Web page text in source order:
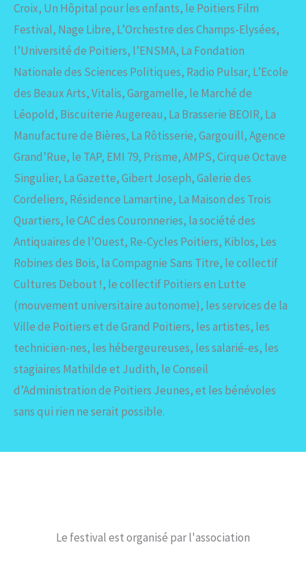
Croix, Un Hôpital pour les enfants, le Poitiers Film
Festival, Nage Libre, L’Orchestre des Champs-Elysées,
l’Université de Poitiers, l’ENSMA, La Fondation
Nationale des Sciences Politiques, Radio Pulsar, L’Ecole
des Beaux Arts, Vitalis, Gargamelle, le Marché de
Léopold, Biscuiterie Augereau, La Brasserie BEOIR, La
Manufacture de Bières, La Rôtisserie, Gargouill, Agence
Grand’Rue, le TAP, EMI 79, Prisme, AMPS, Cirque Octave
Singulier, La Gazette, Gibert Joseph, Galerie des
Cordeliers, Résidence Lamartine, La Maison des Trois
Quartiers, le CAC des Couronneries, la société des
Antiquaires de l’Ouest, Re-Cycles Poitiers, Kiblos, Les
Robines des Bois, la Compagnie Sans Titre, le collectif
Cultures Debout !, le collectif Poitiers en Lutte
(mouvement universitaire autonome), les services de la
Ville de Poitiers et de Grand Poitiers, les artistes, les
technicien-nes, les hébergeureuses, les salarié-es, les
stagiaires Mathilde et Judith, le Conseil
d’Administration de Poitiers Jeunes, et les bénévoles
sans qui rien ne serait possible.
Le festival est organisé par l'association